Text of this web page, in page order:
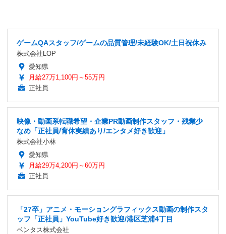
ゲームQAスタッフ/ゲームの品質管理/未経験OK/土日祝休み
株式会社LOP
愛知県
月給27万1,100円～55万円
正社員
映像・動画系転職希望・企業PR動画制作スタッフ・残業少
なめ「正社員/育休実績あり/エンタメ好き歓迎」
株式会社小林
愛知県
月給29万4,200円～60万円
正社員
「27卒」アニメ・モーショングラフィックス動画の制作スタ
ッフ「正社員」YouTube好き歓迎/港区芝浦4丁目
ベンタス株式会社